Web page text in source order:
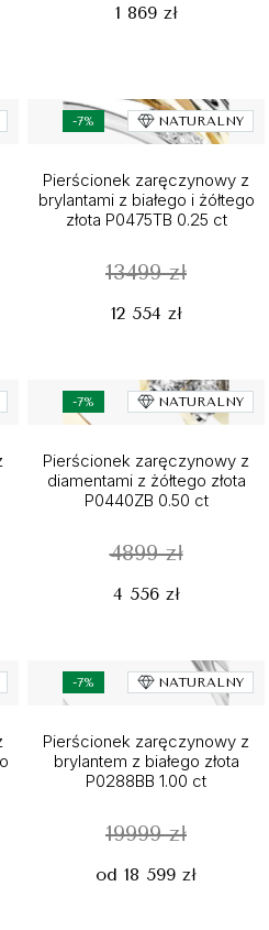
1 869 zł
-7% NATURALNY
Pierścionek zaręczynowy z
brylantami z białego i żółtego
złota P0475TB 0.25 ct
13499 zł
12 554 zł
-7% NATURALNY
Pierścionek zaręczynowy z
diamentami z żółtego złota
P0440ZB 0.50 ct
4899 zł
4 556 zł
-7% NATURALNY
Pierścionek zaręczynowy z
brylantem z białego złota
P0288BB 1.00 ct
19999 zł
od 18 599 zł